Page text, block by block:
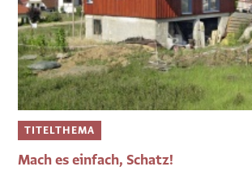
TITELTHEMA
Mach es einfach, Schatz!